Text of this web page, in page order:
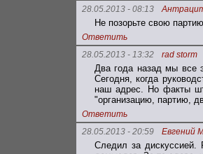
28.05.2013 - 08:13
Не позорьте свою партию
Ответить
28.05.2013 - 13:32
rad storm
Два года назад мы все
Сегодня, когда
наш адрес. Но факты
"организацию, партию,
Ответить
28.05.2013 - 20:59
Евгений
Следил за дискуссией.